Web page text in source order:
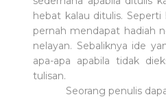
hebat kalau ditulis. Seperti
pernah mendapat hadiah
nelayan. Sebaliknya ide
apa-apa apabila tidak
tulisan.
Seorang penulis dapat